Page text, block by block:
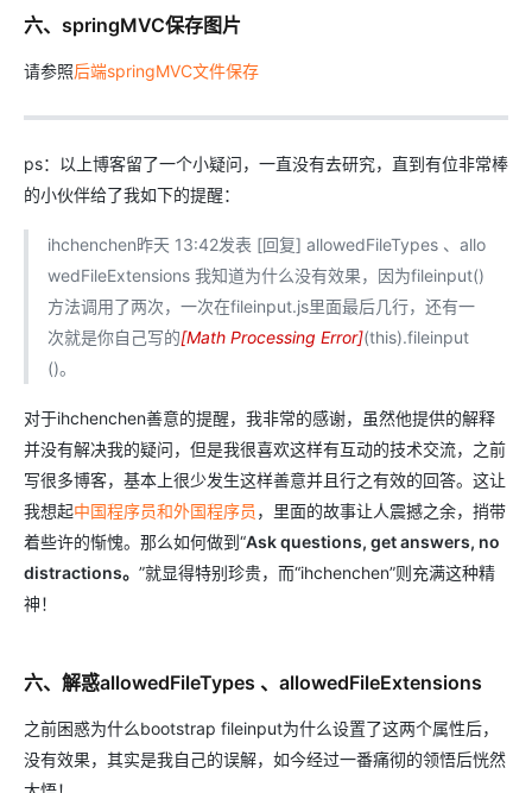
六、springMVC保存图片
请参照后端springMVC文件保存
ps：以上博客留了一个小疑问，一直没有去研究，直到有位非常棒
的小伙伴给了我如下的提醒：
ihchenchen昨天 13:42发表 [回复] allowedFileTypes 、allo
wedFileExtensions 我知道为什么没有效果，因为fileinput()
方法调用了两次，一次在fileinput.js里面最后几行，还有一
次就是你自己写的[Math Processing Error](this).fileinput
()。
对于ihchenchen善意的提醒，我非常的感谢，虽然他提供的解释
并没有解决我的疑问，但是我很喜欢这样有互动的技术交流，之前
写很多博客，基本上很少发生这样善意并且行之有效的回答。这让
我想起中国程序员和外国程序员 ，里面的故事让人震撼之余，捎带
着些许的惭愧。那么如何做到“Ask questions, get answers, no
distractions。 ”就显得特别珍贵，而“ihchenchen”则充满这种精
神！
六、解惑allowedFileTypes 、allowedFileExtensions
之前困惑为什么bootstrap fileinput为什么设置了这两个属性后，
没有效果，其实是我自己的误解，如今经过一番痛彻的领悟后恍然